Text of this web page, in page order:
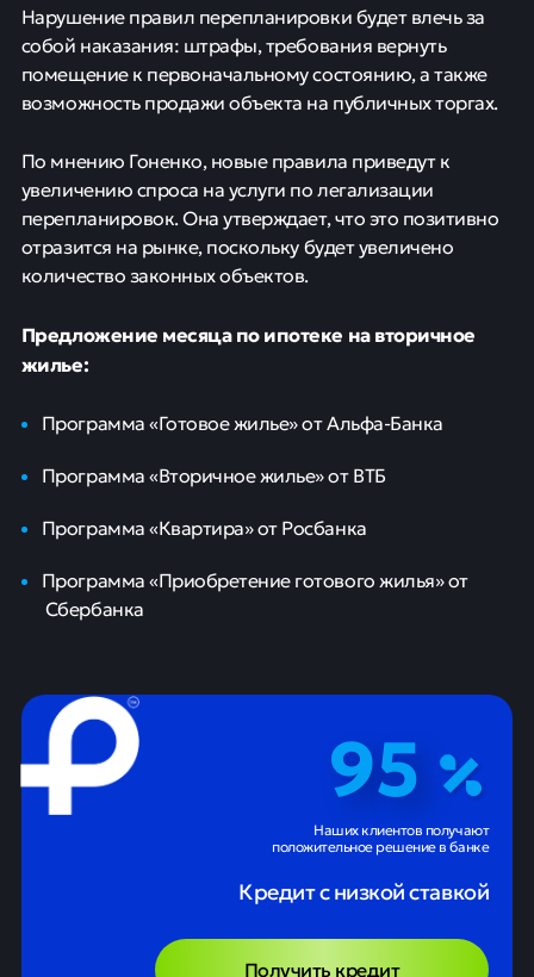
Нарушение правил перепланировки будет влечь за
собой наказания: штрафы, требования вернуть
помещение к первоначальному состоянию, а также
возможность продажи объекта на публичных торгах.
По мнению Гоненко, новые правила приведут к
увеличению спроса на услуги по легализации
перепланировок. Она утверждает, что это позитивно
отразится на рынке, поскольку будет увеличено
количество законных объектов.
Предложение месяца по ипотеке на вторичное
жилье:
Программа «Готовое жилье» от Альфа-Банка
Программа «Вторичное жилье» от ВТБ
Программа «Квартира» от Росбанка
Программа «Приобретение готового жилья» от
Сбербанка
95
Наших клиентов получают
положительное решение в банке
Кредит с низкой ставкой
Получить кредит